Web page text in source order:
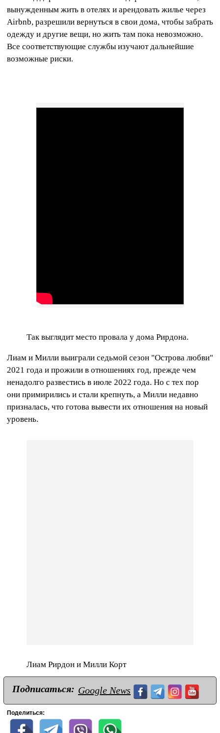
вынужденным жить в отелях и арендовать жилье через
Airbnb, разрешили вернуться в свои дома, чтобы забрать
одежду и другие вещи, но жить там пока невозможно.
Все соответствующие службы изучают дальнейшие
возможные риски.
Так выглядит место провала у дома Рирдона.
Лиам и Милли выиграли седьмой сезон "Острова любви"
2021 года и прожили в отношениях год, прежде чем
ненадолго развестись в июле 2022 года. Но с тех пор
они примирились и стали крепнуть, а Милли недавно
призналась, что готова вывести их отношения на новый
уровень.
Лиам Рирдон и Милли Корт
Подписаться: Google News
Поделиться: